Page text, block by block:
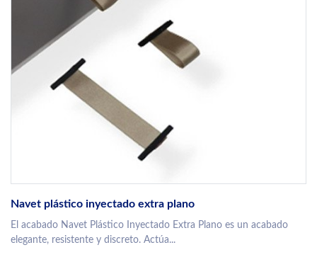
Navet plástico inyectado extra plano
El acabado Navet Plástico Inyectado Extra Plano es un acabado
elegante, resistente y discreto. Actúa...